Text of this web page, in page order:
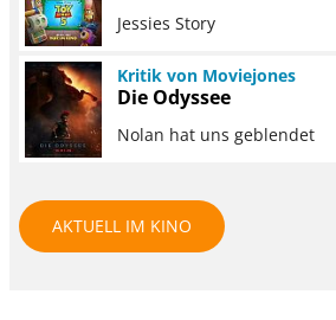
Jessies Story
Kritik von Moviejones
Die Odyssee
Nolan hat uns geblendet
AKTUELL IM KINO